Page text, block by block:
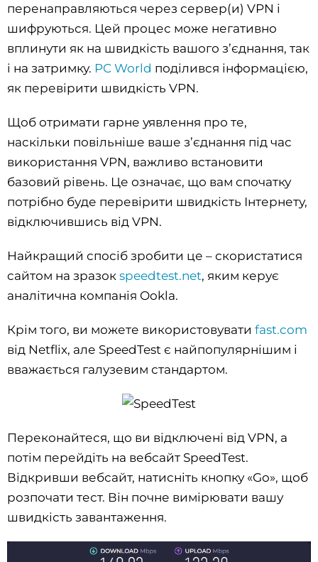
перенаправляються через сервер(и) VPN і
шифруються. Цей процес може негативно
вплинути як на швидкість вашого з’єднання, так
і на затримку. PC World поділився інформацією,
як перевірити швидкість VPN.
Щоб отримати гарне уявлення про те,
наскільки повільніше ваше з’єднання під час
використання VPN, важливо встановити
базовий рівень. Це означає, що вам спочатку
потрібно буде перевірити швидкість Інтернету,
відключившись від VPN.
Найкращий спосіб зробити це – скористатися
сайтом на зразок speedtest.net, яким керує
аналітична компанія Ookla.
Крім того, ви можете використовувати fast.com
від Netflix, але SpeedTest є найпопулярнішим і
вважається галузевим стандартом.
Переконайтеся, що ви відключені від VPN, а
потім перейдіть на вебсайт SpeedTest.
Відкривши вебсайт, натисніть кнопку «Go», щоб
розпочати тест. Він почне вимірювати вашу
швидкість завантаження.